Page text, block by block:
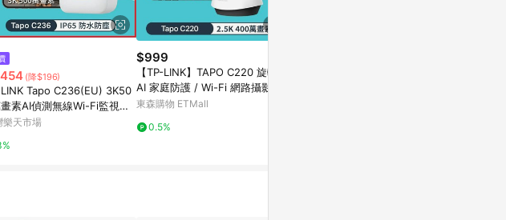
(降$196)
Tapo C236(EU) 3K50
素AI偵測無線Wi-Fi監視器I
雙向語音/最高支援512G
樂天市場
$999
【TP-LINK】TAPO C220 旋轉式
AI 家庭防護 / Wi-Fi 網路攝影機
東森購物 ETMall
0.5%